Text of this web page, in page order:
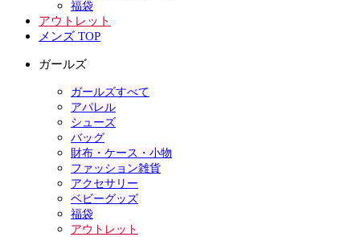
福袋
アウトレット
メンズ TOP
ガールズ
ガールズすべて
アパレル
シューズ
バッグ
財布・ケース・小物
ファッション雑貨
アクセサリー
ベビーグッズ
福袋
アウトレット